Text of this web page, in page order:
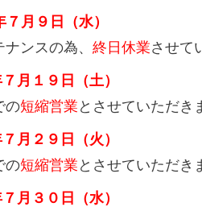
月９日（水）
ンスの為、 終日休業させて
月１９日（土）
の短縮営業 とさせていただき
月２９日（火）
の短縮営業 とさせていただき
月３０日（水）